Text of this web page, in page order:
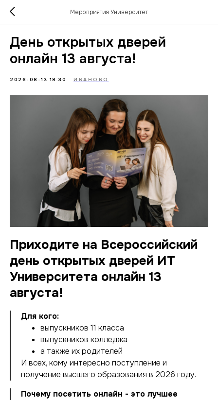
Мероприятия Университет
День открытых дверей
онлайн 13 августа!
2026-08-13 18:30 ИВАНОВО
Приходите на Всероссийский
день открытых дверей ИТ
Университета онлайн 13
августа!
Для кого:
выпускников 11 класса
выпускников колледжа
а также их родителей
И всех, кому интересно поступление и
получение высшего образования в 2026 году.
Почему посетить онлайн - это лучшее